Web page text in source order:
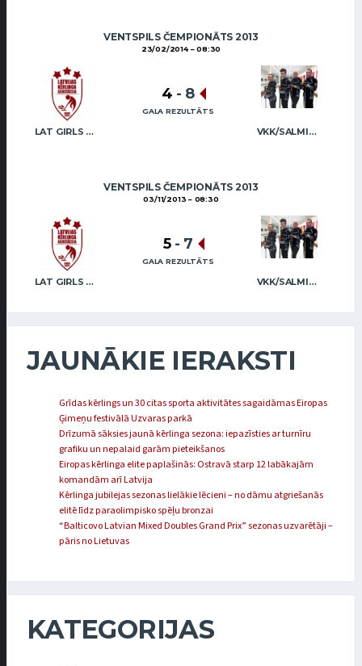
VENTSPILS ČEMPIONĀTS 2013
23/02/2014 08:30
LAT GIRLS VENTSPILS 2 VKK/SALMIŅŠ (MIX)
4 - 8
GALA REZULTĀTS
VENTSPILS ČEMPIONĀTS 2013
03/11/2013 08:30
LAT GIRLS VENTSPILS 2 VKK/SALMIŅŠ (MIX)
5 - 7
GALA REZULTĀTS
JAUNĀKIE IERAKSTI
Grīdas kērlings un 30 citas sporta aktivitātes sagaidāmas Eiropas
Ģimeņu festivālā Uzvaras parkā
Drīzumā sāksies jaunā kērlinga sezona: iepazīsties ar turnīru
grafiku un nepalaid garām pieteikšanos
Eiropas kērlinga elite paplašinās: Ostravā starp 12 labākajām
komandām arī Latvija
Kērlinga jubilejas sezonas lielākie lēcieni – no dāmu atgriešanās
elitē līdz paraolimpisko spēļu bronzai
“Balticovo Latvian Mixed Doubles Grand Prix” sezonas uzvarētāji –
pāris no Lietuvas
KATEGORIJAS